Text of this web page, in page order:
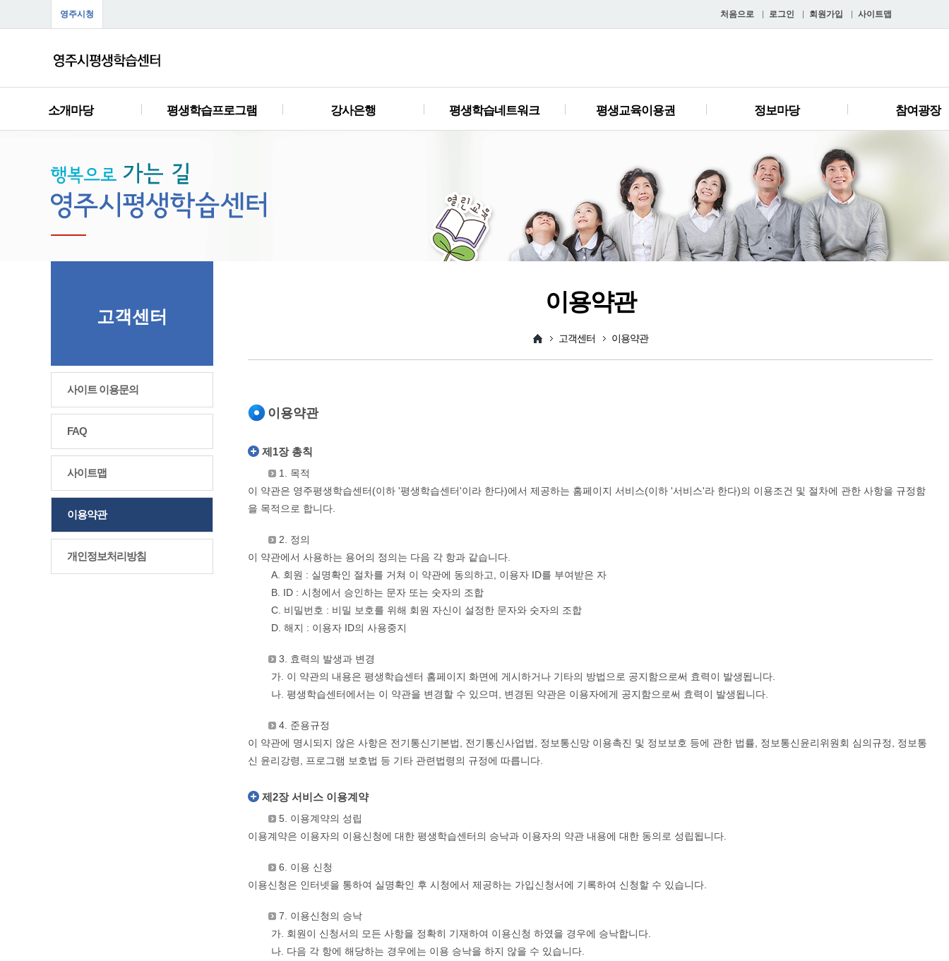
영주시청 처음으로 로그인 회원가입 사이트맵
소개마당 평생학습프로그램 강사은행 평생학습네트워크 평생교육이용권 정보마당 참여광장
고객센터
사이트 이용문의
FAQ
사이트맵
이용약관
개인정보처리방침
이용약관
고객센터 이용약관
이용약관
제1장 총칙
1. 목적
이 약관은 영주평생학습센터(이하 '평생학습센터'이라 한다)에서 제공하는 홈페이지 서비스(이하 '서비스'라 한다)의 이용조건 및 절차에 관한 사항을 규정함
을 목적으로 합니다.
2. 정의
이 약관에서 사용하는 용어의 정의는 다음 각 항과 같습니다.
A. 회원 : 실명확인 절차를 거쳐 이 약관에 동의하고, 이용자 ID를 부여받은 자
B. ID : 시청에서 승인하는 문자 또는 숫자의 조합
C. 비밀번호 : 비밀 보호를 위해 회원 자신이 설정한 문자와 숫자의 조합
D. 해지 : 이용자 ID의 사용중지
3. 효력의 발생과 변경
가. 이 약관의 내용은 평생학습센터 홈페이지 화면에 게시하거나 기타의 방법으로 공지함으로써 효력이 발생됩니다.
나. 평생학습센터에서는 이 약관을 변경할 수 있으며, 변경된 약관은 이용자에게 공지함으로써 효력이 발생됩니다.
4. 준용규정
이 약관에 명시되지 않은 사항은 전기통신기본법, 전기통신사업법, 정보통신망 이용촉진 및 정보보호 등에 관한 법률, 정보통신윤리위원회 심의규정, 정보통
신 윤리강령, 프로그램 보호법 등 기타 관련법령의 규정에 따릅니다.
제2장 서비스 이용계약
5. 이용계약의 성립
이용계약은 이용자의 이용신청에 대한 평생학습센터의 승낙과 이용자의 약관 내용에 대한 동의로 성립됩니다.
6. 이용 신청
이용신청은 인터넷을 통하여 실명확인 후 시청에서 제공하는 가입신청서에 기록하여 신청할 수 있습니다.
7. 이용신청의 승낙
가. 회원이 신청서의 모든 사항을 정확히 기재하여 이용신청 하였을 경우에 승낙합니다.
나. 다음 각 항에 해당하는 경우에는 이용 승낙을 하지 않을 수 있습니다.